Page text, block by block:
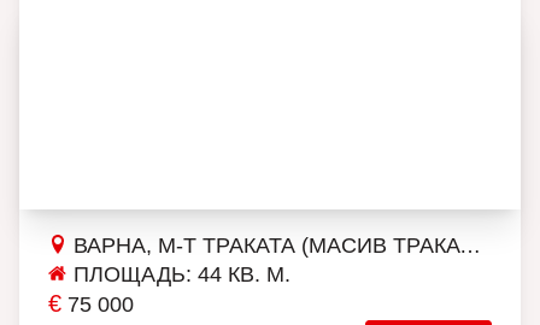
ВАРНА, М-Т ТРАКАТА (МАСИВ ТРАКАТА)
ПЛОЩАДЬ: 44 КВ. М.
€ 75 000